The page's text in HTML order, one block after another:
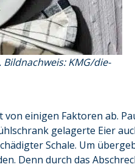
KMG/die-
einigen Faktoren ab.
gelagerte Eier
Schale. Um
Denn durch das